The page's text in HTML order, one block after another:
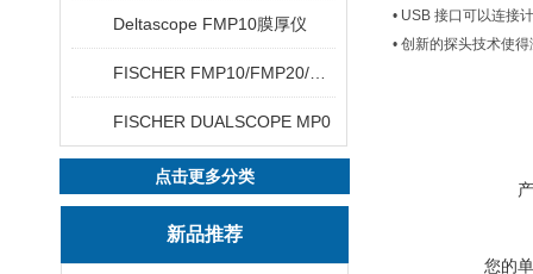
Deltascope FMP10膜厚仪
FISCHER DUALSCOPE MP0
点击更多分类
新品推荐
• USB 接口可以连接
• 创新的探头技术使
您的